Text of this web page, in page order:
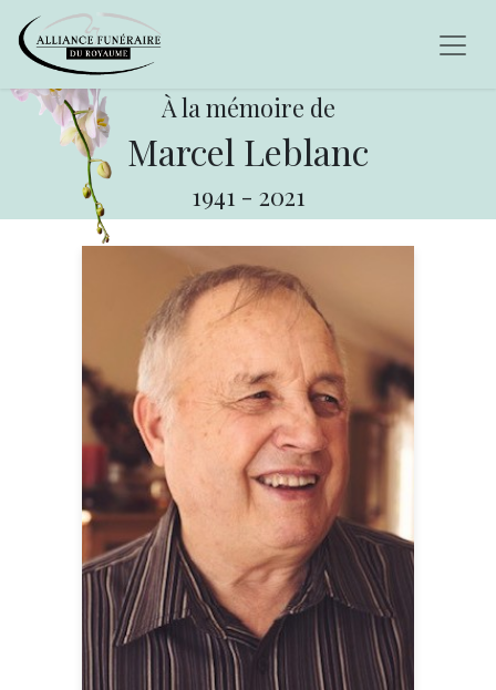
À la mémoire de
Marcel Leblanc
1941 - 2021